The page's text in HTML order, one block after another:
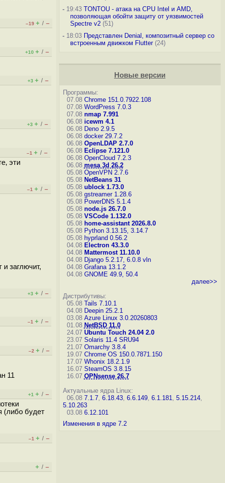
–19 + / –
+10 + / –
+3 + / –
+3 + / –
–1 + / –
эти
–1 + / –
и заглючит,
+3 + / –
–1 + / –
–2 + / –
11
+1 + / –
(либо будет
–1 + / –
+ / –
-19:43 TONTOU - атака на CPU Intel и AMD,
позволяющая обойти защиту от уязвимостей
Spectre v2(51)
-18:03 Представлен Denial, композитный сервер со
встроенным движком Flutter(24)
Новые версии
Программы:
07.08 Chrome 151.0.7922.108
07.08 WordPress 7.0.3
07.08 nmap 7.991
06.08 icewm 4.1
06.08 Deno 2.9.5
06.08 docker 29.7.2
06.08 OpenLDAP 2.7.0
06.08 Eclipse 7.121.0
06.08 OpenCloud 7.2.3
06.08 mesa 3d 26.2
05.08 OpenVPN 2.7.6
05.08 NetBeans 31
05.08 ublock 1.73.0
05.08 gstreamer 1.28.6
05.08 PowerDNS 5.1.4
05.08 node.js 26.7.0
05.08 VSCode 1.132.0
05.08 home-assistant 2026.8.0
05.08 Python 3.13.15, 3.14.7
05.08 hyprland 0.56.2
04.08 Electron 43.3.0
04.08 Mattermost 11.10.0
04.08 Django 5.2.17, 6.0.8 vln
04.08 Grafana 13.1.2
04.08 GNOME 49.9, 50.4
далее>>
Дистрибутивы:
05.08 Tails 7.10.1
04.08 Deepin 25.2.1
03.08 Azure Linux 3.0.20260803
01.08 NetBSD 11.0
24.07 Ubuntu Touch 24.04 2.0
23.07 Solaris 11.4 SRU94
21.07 Omarchy 3.8.4
19.07 Chrome OS 150.0.7871.150
17.07 Whonix 18.2.1.9
16.07 SteamOS 3.8.15
16.07 OPNsense 26.7
Актуальные ядра Linux:
06.08 7.1.7, 6.18.43, 6.6.149, 6.1.181, 5.15.214,
5.10.263
03.08 6.12.101
Изменения в ядре 7.2